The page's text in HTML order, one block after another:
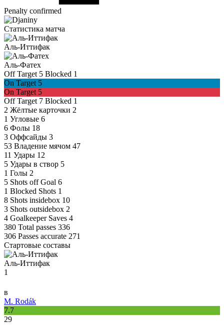
Penalty confirmed
Статистика матча
Аль-Иттифак
Аль-Фатех
Off Target 5 Blocked 1
On Target 5
On Target 5
Off Target 7 Blocked 1
2 Жёлтые карточки 2
1 Угловые 6
6 Фолы 18
3 Оффсайды 3
53 Владение мячом 47
11 Удары 12
5 Удары в створ 5
1 Голы 2
5 Shots off Goal 6
1 Blocked Shots 1
8 Shots insidebox 10
3 Shots outsidebox 2
4 Goalkeeper Saves 4
380 Total passes 336
306 Passes accurate 271
Стартовые составы
Аль-Иттифак
1
в
M. Rodák
7.7
29